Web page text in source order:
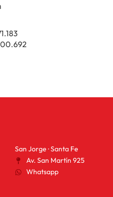
San Jorge · Santa Fe
Av. San Martín 925
Whatsapp